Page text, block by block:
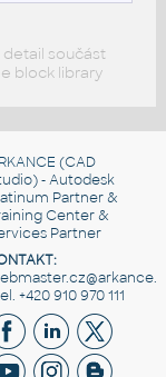
součást
block library
(CAD
- Autodesk
Partner &
Center &
Partner
+420 910 970 111